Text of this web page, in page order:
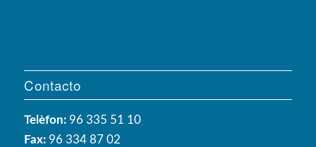
Contacto
Telèfon: 96 335 51 10
Fax:96 334 87 02